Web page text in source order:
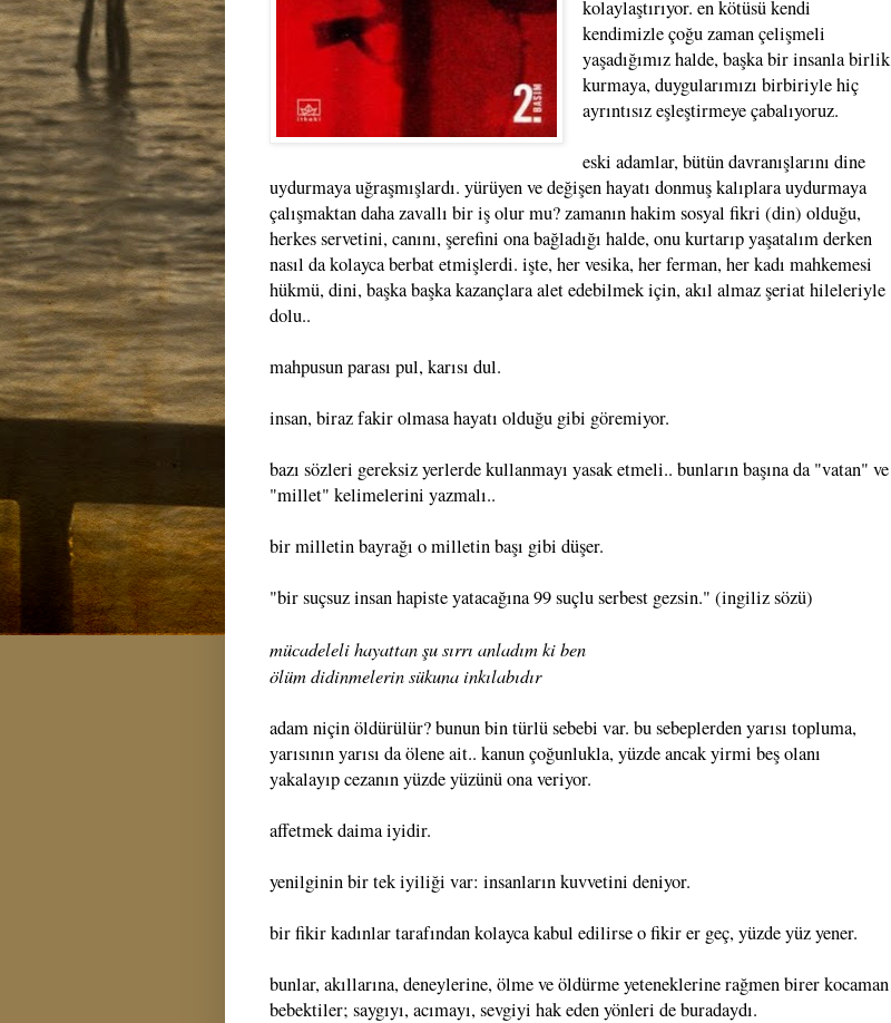
kolaylaştırıyor. en kötüsü kendi
kendimizle çoğu zaman çelişmeli
yaşadığımız halde, başka bir insanla birlik
kurmaya, duygularımızı birbiriyle hiç
ayrıntısız eşleştirmeye çabalıyoruz.
eski adamlar, bütün davranışlarını dine
uydurmaya uğraşmışlardı. yürüyen ve değişen hayatı donmuş kalıplara uydurmaya
çalışmaktan daha zavallı bir iş olur mu? zamanın hakim sosyal fikri (din) olduğu,
herkes servetini, canını, şerefini ona bağladığı halde, onu kurtarıp yaşatalım derken
nasıl da kolayca berbat etmişlerdi. işte, her vesika, her ferman, her kadı mahkemesi
hükmü, dini, başka başka kazançlara alet edebilmek için, akıl almaz şeriat hileleriyle
dolu..
mahpusun parası pul, karısı dul.
insan, biraz fakir olmasa hayatı olduğu gibi göremiyor.
bazı sözleri gereksiz yerlerde kullanmayı yasak etmeli.. bunların başına da "vatan" ve
"millet" kelimelerini yazmalı..
bir milletin bayrağı o milletin başı gibi düşer.
"bir suçsuz insan hapiste yatacağına 99 suçlu serbest gezsin." (ingiliz sözü)
mücadeleli hayattan şu sırrı anladım ki ben
ölüm didinmelerin sükuna inkılabıdır
adam niçin öldürülür? bunun bin türlü sebebi var. bu sebeplerden yarısı topluma,
yarısının yarısı da ölene ait.. kanun çoğunlukla, yüzde ancak yirmi beş olanı
yakalayıp cezanın yüzde yüzünü ona veriyor.
affetmek daima iyidir.
yenilginin bir tek iyiliği var: insanların kuvvetini deniyor.
bir fikir kadınlar tarafından kolayca kabul edilirse o fikir er geç, yüzde yüz yener.
bunlar, akıllarına, deneylerine, ölme ve öldürme yeteneklerine rağmen birer kocaman
bebektiler; saygıyı, acımayı, sevgiyi hak eden yönleri de buradaydı.